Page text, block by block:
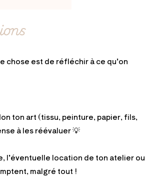
chose est de réfléchir à ce qu’on
ton art (tissu, peinture, papier, fils,
à les réévaluer 💡
l’éventuelle location de ton atelier ou
malgré tout !